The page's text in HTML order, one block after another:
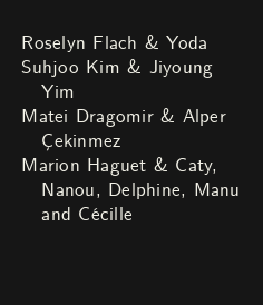
Roselyn Flach & Yoda
Suhjoo Kim & Jiyoung
Yim
Matei Dragomir & Alper
Çekinmez
Marion Haguet & Caty,
Nanou, Delphine, Manu
and Cécille